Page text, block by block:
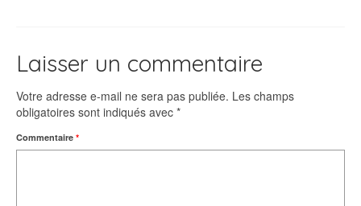
Laisser un commentaire
Votre adresse e-mail ne sera pas publiée. Les champs
obligatoires sont indiqués avec *
Commentaire *